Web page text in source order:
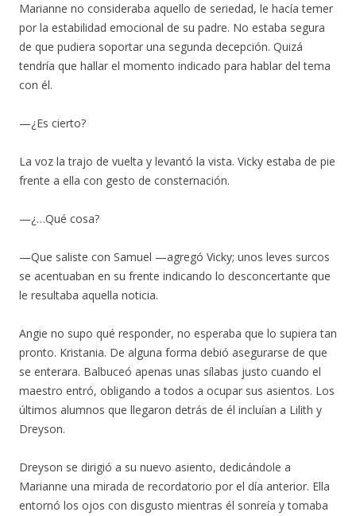
Marianne no consideraba aquello de seriedad, le hacía temer
por la estabilidad emocional de su padre. No estaba segura
de que pudiera soportar una segunda decepción. Quizá
tendría que hallar el momento indicado para hablar del tema
con él.
—¿Es cierto?
La voz la trajo de vuelta y levantó la vista. Vicky estaba de pie
frente a ella con gesto de consternación.
—¿…Qué cosa?
—Que saliste con Samuel —agregó Vicky; unos leves surcos
se acentuaban en su frente indicando lo desconcertante que
le resultaba aquella noticia.
Angie no supo qué responder, no esperaba que lo supiera tan
pronto. Kristania. De alguna forma debió asegurarse de que
se enterara. Balbuceó apenas unas sílabas justo cuando el
maestro entró, obligando a todos a ocupar sus asientos. Los
últimos alumnos que llegaron detrás de él incluían a Lilith y
Dreyson.
Dreyson se dirigió a su nuevo asiento, dedicándole a
Marianne una mirada de recordatorio por el día anterior. Ella
entornó los ojos con disgusto mientras él sonreía y tomaba